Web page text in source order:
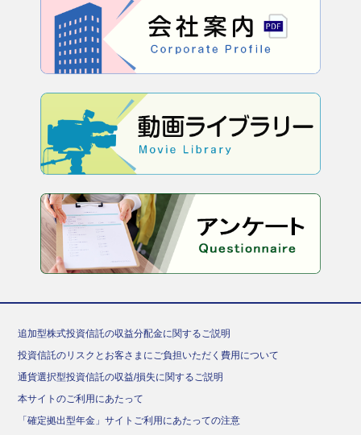
追加型株式投資信託の収益分配金に関するご説明
投資信託のリスクとお客さまにご負担いただく費用について
通貨選択型投資信託の収益/損失に関するご説明
本サイトのご利用にあたって
「確定拠出型年金」サイトご利用にあたっての注意